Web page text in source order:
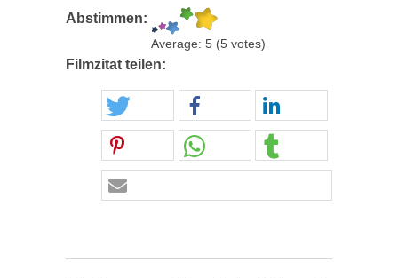
Abstimmen:
Average: 5 (5 votes)
Filmzitat teilen: